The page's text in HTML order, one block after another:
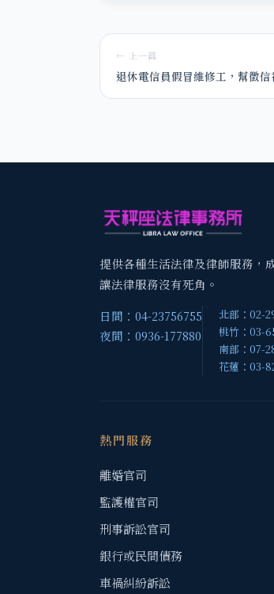
← 上一篇
退休電信員假冒維修工，幫徵
提供各種生活法律及律師服務，
讓法律服務沒有死角。
日間：04-23756755
夜間：0936-177880
北部：02-
桃竹：03-
南部：07-
花蓮：03-
熱門服務
離婚官司
監護權官司
刑事訴訟官司
銀行或民間債務
車禍糾紛訴訟